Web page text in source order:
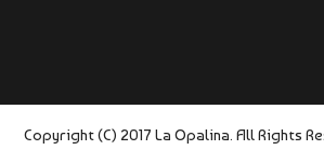
Copyright (C) 2017 La Opalina. All Rights